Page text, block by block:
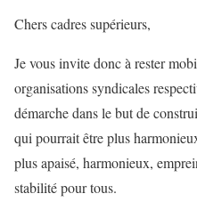
Chers cadres supérieurs,
Je vous invite donc à rester
organisations syndicales
démarche dans le but de
qui pourrait être plus
plus apaisé, harmonieux,
stabilité pour tous.